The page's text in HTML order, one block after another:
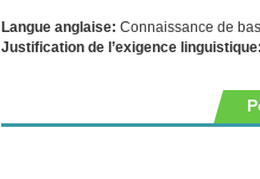
Langue anglaise: Connaissance de
Justification de l’exigence